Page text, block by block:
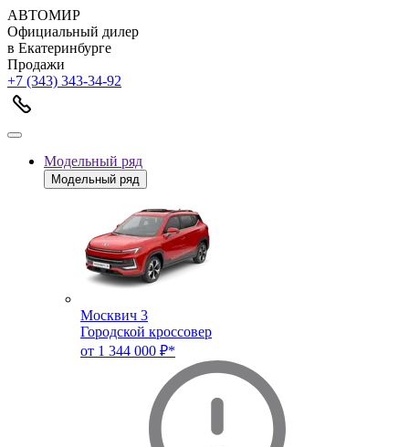
АВТОМИР
Официальный дилер
в Екатеринбурге
Продажи
+7 (343) 343-34-92
Модельный ряд
Модельный ряд
Москвич 3
Городской кроссовер
от 1 344 000 ₽*